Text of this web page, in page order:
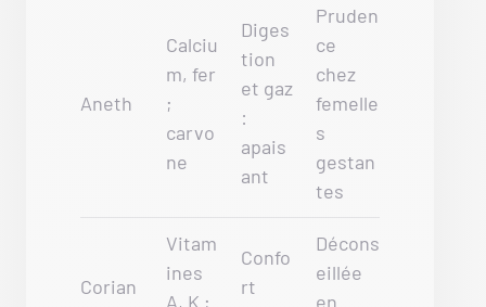
Aneth
Calciu
m, fer
;
carvo
ne
Diges
tion
et gaz
:
apais
ant
Pruden
ce
chez
femelle
s
gestan
tes
Corian
Vitam
ines
A, K ;
Confo
rt
Décons
eillée
en